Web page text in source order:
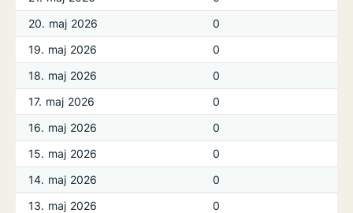
20. maj 2026
0
19. maj 2026
0
18. maj 2026
0
17. maj 2026
0
16. maj 2026
0
15. maj 2026
0
14. maj 2026
0
13. maj 2026
0